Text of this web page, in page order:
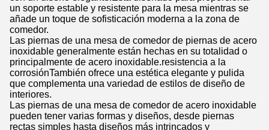
un soporte estable y resistente para la mesa mientras se
añade un toque de sofisticación moderna a la zona de
comedor.
Las piernas de una mesa de comedor de piernas de acero
inoxidable generalmente están hechas en su totalidad o
principalmente de acero inoxidable.resistencia a la
corrosiónTambién ofrece una estética elegante y pulida
que complementa una variedad de estilos de diseño de
interiores.
Las piernas de una mesa de comedor de acero inoxidable
pueden tener varias formas y diseños, desde piernas
rectas simples hasta diseños más intrincados y